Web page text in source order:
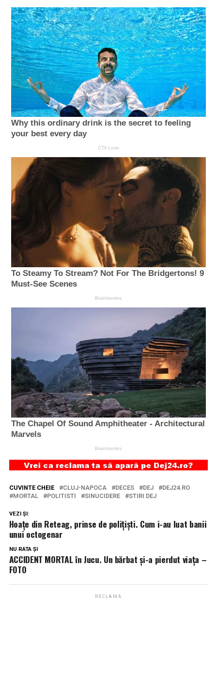
CUVINTE CHEIE CLUJ-NAPOCA DECES DEJ
DEJ24.RO
MORTAL
POLITISTI SINUCIDERE STIRI DEJ
VEZI ȘI:
Hoațe din Reteag, prinse de polițiști. Cum i-au luat banii
unui octogenar
NU RATA ȘI
ACCIDENT MORTAL în Jucu. Un bărbat și-a pierdut viața –
FOTO
RECLAMĂ